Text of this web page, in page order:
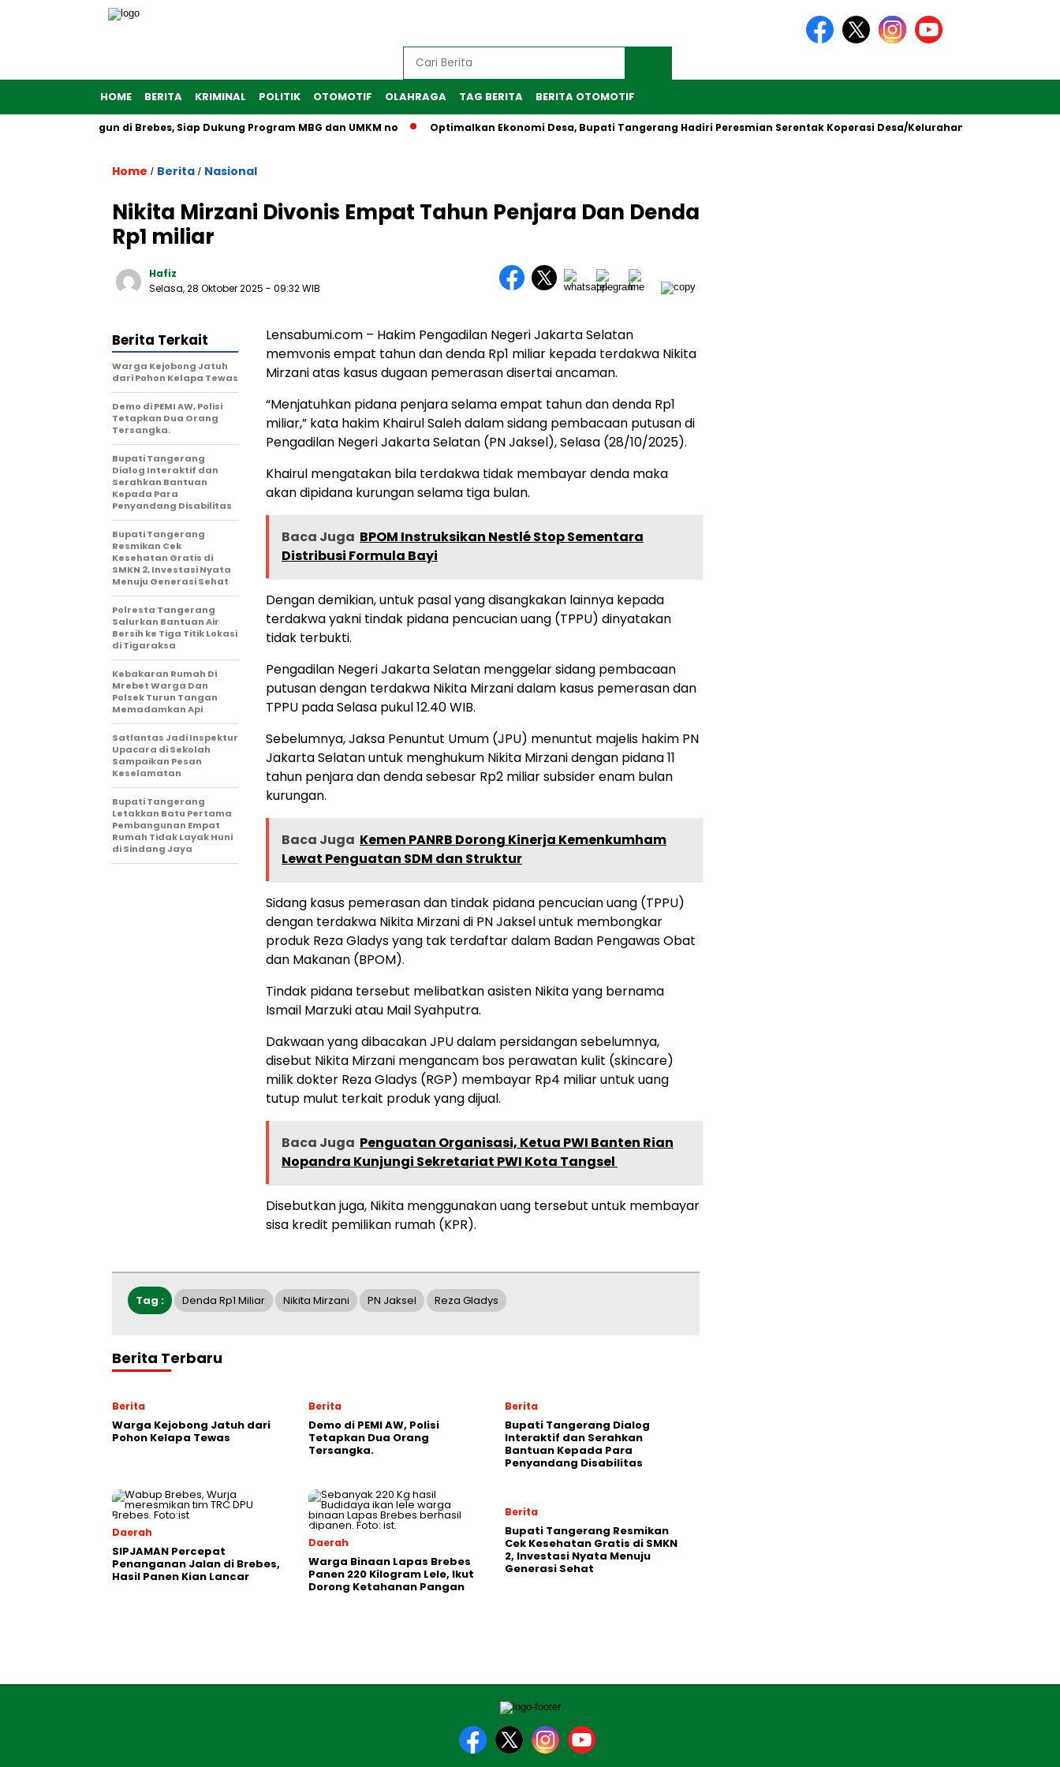
HOME BERITA KRIMINAL POLITIK OTOMOTIF OLAHRAGA TAG BERITA BERITA OTOMOTIF
Putih Dibangun di Brebes, Siap Dukung Program MBG dan UMKM no Optimalkan Ekonomi Desa, Bupati Tangerang Hadiri Peresmian Serentak Koperasi Desa/Kelurahan Merah Putih oleh
Home / Berita / Nasional
Nikita Mirzani Divonis Empat Tahun Penjara Dan Denda
Rp1 miliar
Hafiz
Selasa, 28 Oktober 2025 - 09:32 WIB
Lensabumi.com – Hakim Pengadilan Negeri Jakarta Selatan
memvonis empat tahun dan denda Rp1 miliar kepada terdakwa Nikita
Mirzani atas kasus dugaan pemerasan disertai ancaman.
“Menjatuhkan pidana penjara selama empat tahun dan denda Rp1
miliar,” kata hakim Khairul Saleh dalam sidang pembacaan putusan di
Pengadilan Negeri Jakarta Selatan (PN Jaksel), Selasa (28/10/2025).
Khairul mengatakan bila terdakwa tidak membayar denda maka
akan dipidana kurungan selama tiga bulan.
Baca Juga BPOM Instruksikan Nestlé Stop Sementara
Distribusi Formula Bayi
Dengan demikian, untuk pasal yang disangkakan lainnya kepada
terdakwa yakni tindak pidana pencucian uang (TPPU) dinyatakan
tidak terbukti.
Pengadilan Negeri Jakarta Selatan menggelar sidang pembacaan
putusan dengan terdakwa Nikita Mirzani dalam kasus pemerasan dan
TPPU pada Selasa pukul 12.40 WIB.
Sebelumnya, Jaksa Penuntut Umum (JPU) menuntut majelis hakim PN
Jakarta Selatan untuk menghukum Nikita Mirzani dengan pidana 11
tahun penjara dan denda sebesar Rp2 miliar subsider enam bulan
kurungan.
Baca Juga Kemen PANRB Dorong Kinerja Kemenkumham
Lewat Penguatan SDM dan Struktur
Sidang kasus pemerasan dan tindak pidana pencucian uang (TPPU)
dengan terdakwa Nikita Mirzani di PN Jaksel untuk membongkar
produk Reza Gladys yang tak terdaftar dalam Badan Pengawas Obat
dan Makanan (BPOM).
Tindak pidana tersebut melibatkan asisten Nikita yang bernama
Ismail Marzuki atau Mail Syahputra.
Dakwaan yang dibacakan JPU dalam persidangan sebelumnya,
disebut Nikita Mirzani mengancam bos perawatan kulit (skincare)
milik dokter Reza Gladys (RGP) membayar Rp4 miliar untuk uang
tutup mulut terkait produk yang dijual.
Baca Juga Penguatan Organisasi, Ketua PWI Banten Rian
Nopandra Kunjungi Sekretariat PWI Kota Tangsel
Disebutkan juga, Nikita menggunakan uang tersebut untuk membayar
sisa kredit pemilikan rumah (KPR).
Berita Terkait
Warga Kejobong Jatuh
dari Pohon Kelapa Tewas
Demo di PEMI AW, Polisi
Tetapkan Dua Orang
Tersangka.
Bupati Tangerang
Dialog Interaktif dan
Serahkan Bantuan
Kepada Para
Penyandang Disabilitas
‎Bupati Tangerang
Resmikan Cek
Kesehatan Gratis di
SMKN 2, Investasi Nyata
Menuju Generasi Sehat
Polresta Tangerang
Salurkan Bantuan Air
Bersih ke Tiga Titik Lokasi
di Tigaraksa
Kebakaran Rumah Di
Mrebet Warga Dan
Polsek Turun Tangan
Memadamkan Api
Satlantas Jadi Inspektur
Upacara di Sekolah
Sampaikan Pesan
Keselamatan
Bupati Tangerang
Letakkan Batu Pertama
Pembangunan Empat
Rumah Tidak Layak Huni
di Sindang Jaya
Tag : Denda Rp1 Miliar Nikita Mirzani PN Jaksel Reza Gladys
Berita Terbaru
Berita
Warga Kejobong Jatuh dari
Pohon Kelapa Tewas
Berita
Demo di PEMI AW, Polisi
Tetapkan Dua Orang
Tersangka.
Berita
Bupati Tangerang Dialog
Interaktif dan Serahkan
Bantuan Kepada Para
Penyandang Disabilitas
Daerah
SIPJAMAN Percepat
Penanganan Jalan di Brebes,
Hasil Panen Kian Lancar
Daerah
Warga Binaan Lapas Brebes
Panen 220 Kilogram Lele, Ikut
Dorong Ketahanan Pangan
Berita
‎Bupati Tangerang Resmikan
Cek Kesehatan Gratis di SMKN
2, Investasi Nyata Menuju
Generasi Sehat